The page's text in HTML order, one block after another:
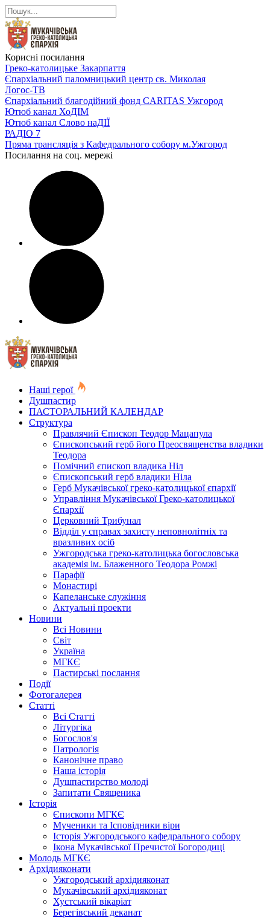
Корисні посилання
Греко-католицьке Закарпаття
Єпархіальний паломницький центр св. Миколая
Логос-ТВ
Єпархіальний благодійний фонд CARITAS Ужгород
Ютюб канал ХоДІМ
Ютюб канал Слово наДІЇ
РАДІО 7
Пряма трансляція з Кафедрального собору м.Ужгород
Посилання на соц. мережі
Наші герої
Душпастир
ПАСТОРАЛЬНИЙ КАЛЕНДАР
Структура
Правлячий Єпископ Теодор Мацапула
Єпископський герб його Преосвященства владики
Теодора
Помічний єпископ владика Ніл
Єпископський герб владики Ніла
Герб Мукачівської греко-католицької єпархії
Управління Мукачівської Греко-католицької
Єпархії
Церковний Трибунал
Відділ у справах захисту неповнолітніх та
вразливих осіб
Ужгородська греко-католицька богословська
академія ім. Блаженного Теодора Ромжі
Парафії
Монастирі
Капеланське служіння
Актуальні проекти
Новини
Всі Новини
Світ
Україна
МГКЄ
Пастирські послання
Події
Фотогалерея
Статті
Всі Статті
Літургіка
Богослов'я
Патрологія
Канонічне право
Наша історія
Душпастирство молоді
Запитати Священика
Історія
Єпископи МГКЄ
Мученики та Ісповідники віри
Історія Ужгородського кафедрального собору
Ікона Мукачівської Пречистої Богородиці
Молодь МГКЄ
Архідияконати
Ужгородський архідияконат
Мукачівський архідияконат
Хустський вікаріат
Берегівський деканат